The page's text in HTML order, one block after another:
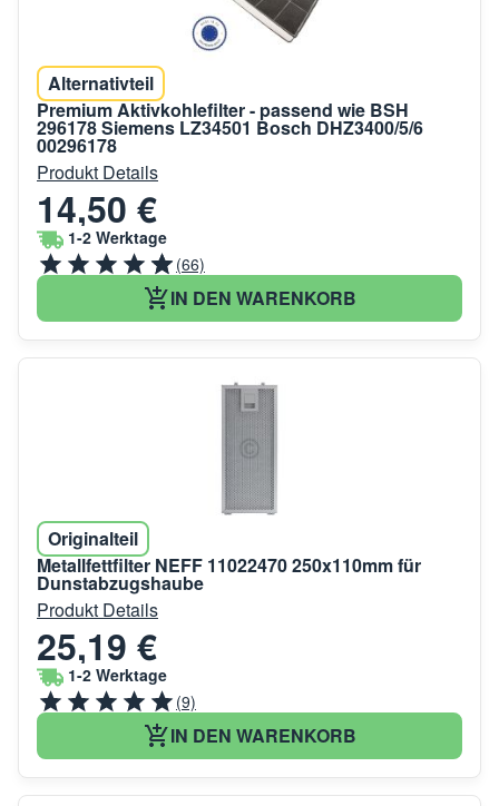
Alternativteil
Premium Aktivkohlefilter - passend wie BSH
296178 Siemens LZ34501 Bosch DHZ3400/5/6
00296178
Produkt Details
14,50 €
1-2 Werktage
(66)
IN DEN WARENKORB
Originalteil
Metallfettfilter NEFF 11022470 250x110mm für
Dunstabzugshaube
Produkt Details
25,19 €
1-2 Werktage
(9)
IN DEN WARENKORB